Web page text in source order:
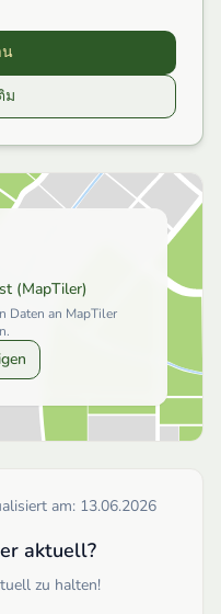
น
ม
(MapTiler)
Daten an MapTiler
am: 13.06.2026
aktuell?
zu halten!